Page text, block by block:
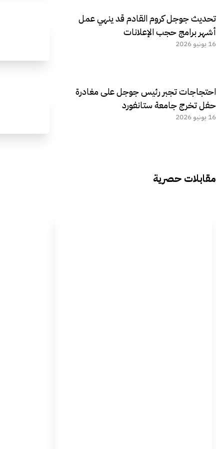
تحديث جوجل كروم القادم قد ينهي عمل
أشهر برامج حجب الإعلانات
16 يونيو 2026
احتجاجات تجبر رئيس جوجل على مغادرة
حفل تخرج جامعة ستانفورد
16 يونيو 2026
مقابلات حصرية